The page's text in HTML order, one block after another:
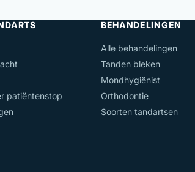
patiëntenstop
BEHANDELINGEN
Alle behandelingen
Tanden bleken
Mondhygiënist
Orthodontie
Soorten tandartsen